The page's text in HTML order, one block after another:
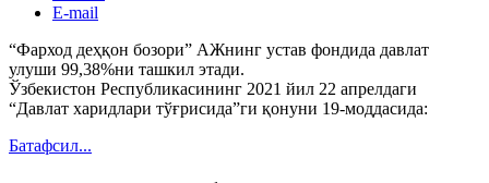
E-mail
“Фарход деҳқон бозори” АЖнинг устав фондида давлат
улуши 99,38%ни ташкил этади.
Ўзбекистон Республикасининг 2021 йил 22 апрелдаги
“Давлат харидлари тўғрисида”ги қонуни 19-моддасида:
Батафсил...